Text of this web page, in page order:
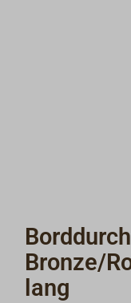
Bronze/
lang